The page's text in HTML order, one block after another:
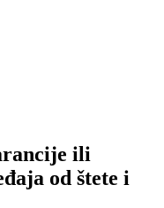
ili
od štete i